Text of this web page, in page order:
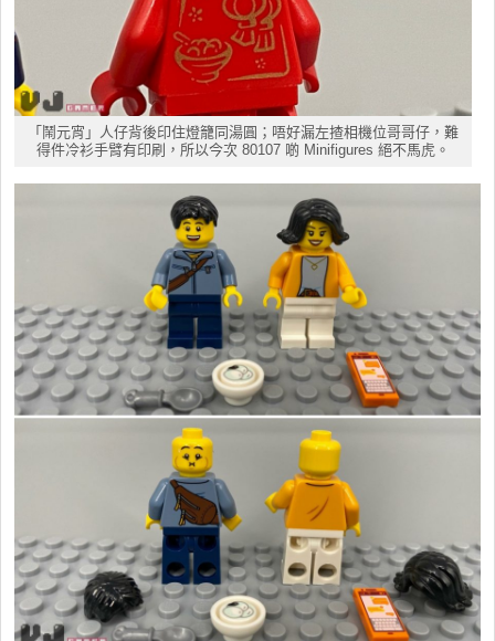
「鬧元宵」人仔背後印住燈籠同湯圓；唔好漏左揸相機位哥哥仔，難
得件冷衫手臂有印刷，所以今次 80107 啲 Minifigures 絕不馬虎。